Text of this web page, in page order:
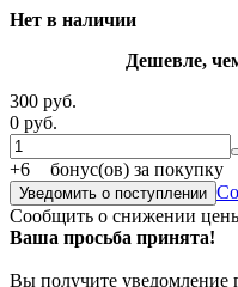
Нет в наличии
Дешевле,
300 руб.
0 руб.
+6 бонус(ов) за покупку
Уведомить о поступлении
Сообщить о снижении
Ваша просьба принята!
Вы получите уведомление